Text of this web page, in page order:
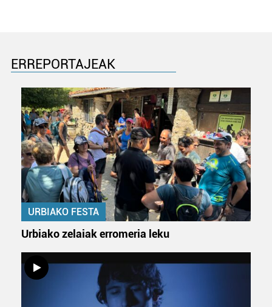
Webgune honek cookie propioak eta hirugarrenen cookie-
zerbitzuak hobetzeko asmoz, cookie teknologiaz
baliatzen gara. Ohar hau onartuz gero, teknologia hori
erabiltzeko baimen esplizitua ematen diguzu.Gehiago
irakurri
ERREPORTAJEAK
URBIAKO FESTA
Urbiako zelaiak erromeria leku